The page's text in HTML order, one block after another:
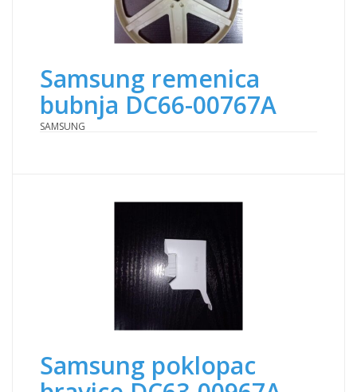
Samsung remenica
bubnja DC66-00767A
SAMSUNG
Samsung poklopac